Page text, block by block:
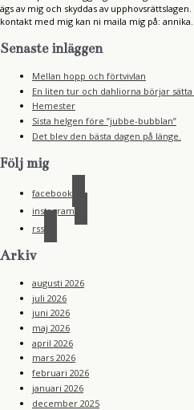
ägs av mig och skyddas av
kontakt med mig kan ni maila mig på:
Senaste inläggen
Mellan hopp och förtvivlan
En liten tur och dahliorna börjar sätta
Hemester
Sista helgen före ”jubbe-bubblan”
Det blev den bästa dagen på länge.
Följ mig
facebook
instagram
rss
Arkiv
augusti 2026
juli 2026
juni 2026
maj 2026
april 2026
mars 2026
februari 2026
januari 2026
december 2025